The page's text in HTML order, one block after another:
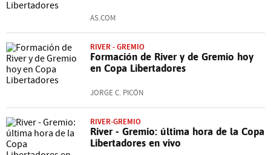
AS.COM
RIVER - GREMIO
Formación de River y de Gremio hoy
en Copa Libertadores
JORGE C. PICÓN
RIVER-GREMIO
River - Gremio: última hora de la Copa
Libertadores en vivo